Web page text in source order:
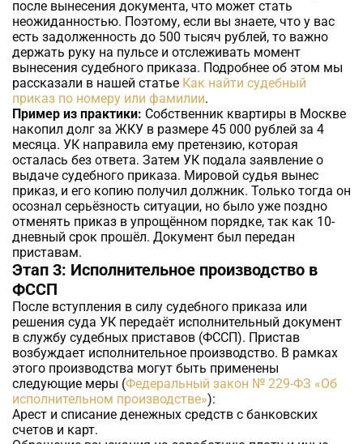
после вынесения документа, что может стать
неожиданностью. Поэтому, если вы знаете, что у вас
есть задолженность до 500 тысяч рублей, то важно
держать руку на пульсе и отслеживать момент
вынесения судебного приказа. Подробнее об этом мы
рассказали в нашей статье Как найти судебный
приказ по номеру или фамилии.
Пример из практики: Собственник квартиры в Москве
накопил долг за ЖКУ в размере 45 000 рублей за 4
месяца. УК направила ему претензию, которая
осталась без ответа. Затем УК подала заявление о
выдаче судебного приказа. Мировой судья вынес
приказ, и его копию получил должник. Только тогда он
осознал серьёзность ситуации, но было уже поздно
отменять приказ в упрощённом порядке, так как 10-
дневный срок прошёл. Документ был передан
приставам.
Этап 3: Исполнительное производство в
ФССП
После вступления в силу судебного приказа или
решения суда УК передаёт исполнительный документ
в службу судебных приставов (ФССП). Пристав
возбуждает исполнительное производство. В рамках
этого производства могут быть применены
следующие меры (Федеральный закон № 229-ФЗ «Об
исполнительном производстве»):
Арест и списание денежных средств с банковских
счетов и карт.